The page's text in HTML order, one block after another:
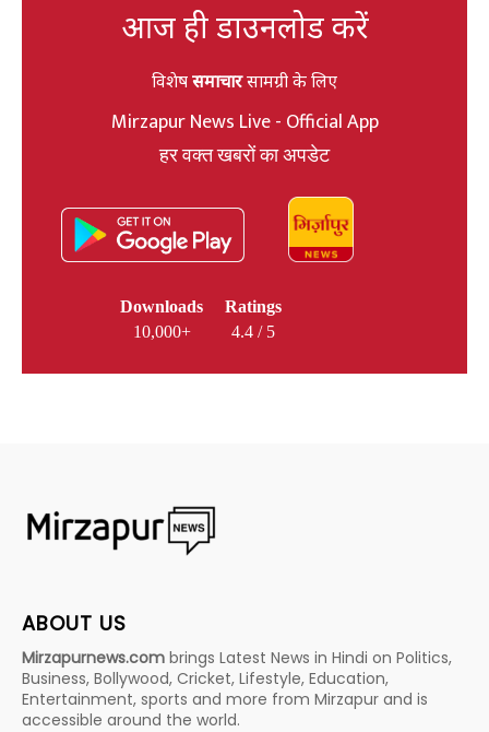
आज ही डाउनलोड करें
विशेषसमाचारसामग्री के लिए
Mirzapur News Live - Official App
हर वक्त खबरों का अपडेट
Downloads
10,000+
Ratings
4.4 / 5
ABOUT US
Mirzapurnews.com brings Latest News in Hindi on Politics,
Business, Bollywood, Cricket, Lifestyle, Education,
Entertainment, sports and more from Mirzapur and is
accessible around the world.